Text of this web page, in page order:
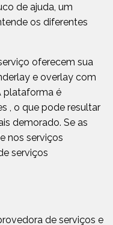
de ajuda, um
os diferentes
oferecem sua
e overlay com
plataforma é
, o que pode resultar
demorado. Se as
nos serviços
serviços
de serviços e